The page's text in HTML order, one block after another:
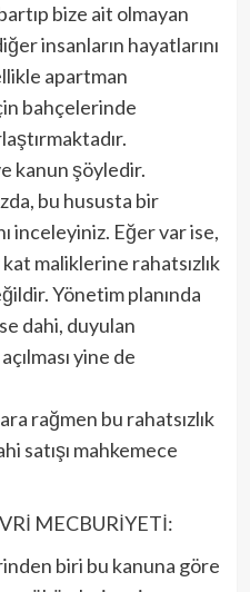
bize ait olmayan
insanların hayatlarını
apartman
bahçelerinde
kanun şöyledir.
bu hususta bir
inceleyiniz. Eğer var ise,
maliklerine rahatsızlık
Yönetim planında
dahi, duyulan
yine de
rağmen bu rahatsızlık
satışı mahkemece
MECBURİYETİ:
biri bu kanuna göre